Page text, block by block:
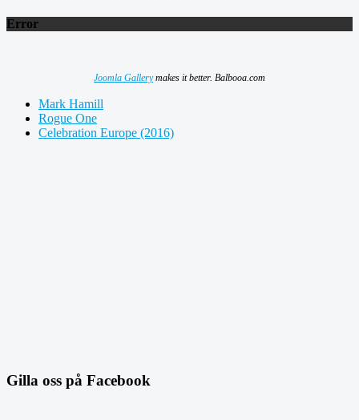
Error
Joomla Gallerymakes it better. Balbooa.com
Mark Hamill
Rogue One
Celebration Europe (2016)
Gilla oss på Facebook